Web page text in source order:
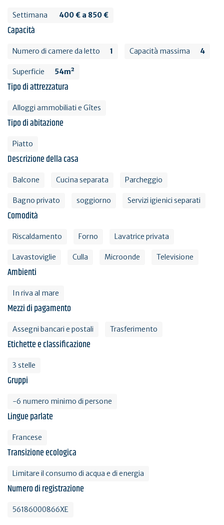
Settimana 400 € a 850 €
Capacità
Numero di camere da letto 1 Capacità massima 4
Superficie 54m²
Tipo di attrezzatura
Alloggi ammobiliati e Gîtes
Tipo di abitazione
Piatto
Descrizione della casa
Balcone Cucina separata Parcheggio
Bagno privato soggiorno Servizi igienici separati
Comodità
Riscaldamento Forno Lavatrice privata
Lavastoviglie Culla Microonde Televisione
Ambienti
In riva al mare
Mezzi di pagamento
Assegni bancari e postali Trasferimento
Etichette e classificazione
3 stelle
Gruppi
-6 numero minimo di persone
Lingue parlate
Francese
Transizione ecologica
Limitare il consumo di acqua e di energia
Numero di registrazione
56186000866XE